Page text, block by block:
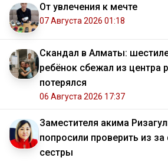
От увлечения к мечте
07 Августа 2026 01:18
Скандал в Алматы:
ребёнок сбежал из центра
потерялся
06 Августа 2026 17:37
Заместителя акима
попросили проверить из
сестры